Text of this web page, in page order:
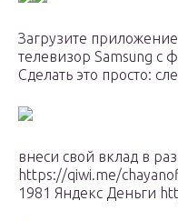
Загрузите
телевизор Samsung с
Сделать это просто:
внеси свой вклад в
https://qiwi.me/
1981 Яндекс Деньги